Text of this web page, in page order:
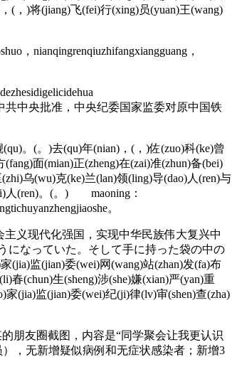
(，)将(jiang)飞(fei)行(xing)员(yuan)王(wang)
，nianqingrenqiuzhifangxiangguang，
共中央批准，中央纪委国家监委对原中国铁
。(。)去(qu)年(nian)，(，)佐(zuo)科(ke)曾
面(mian)正(zheng)在(zai)准(zhun)备(bei)
乌(wu)克(ke)兰(lan)领(ling)导(dao)人(ren)与
人(ren)。(。) maoning：
。
义现代化强国，实现中华民族伟大复兴中
になっていた。そして手に持った袋の中の
监(jian)委(wei)网(wang)站(zhan)发(fa)布
春(chun)生(sheng)涉(she)嫌(xian)严(yan)重
家(jia)监(jian)委(wei)纪(ji)律(lv)审(shen)查(zha)
朋友圈截图，内容是“同学聚会让我更认识
，无新增疑似病例和无症状感染者；新增3